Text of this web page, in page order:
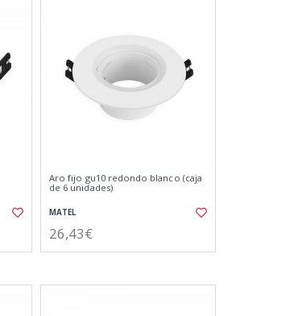
Aro fijo gu10 redondo blanco (caja
de 6 unidades)
MATEL
26,43€